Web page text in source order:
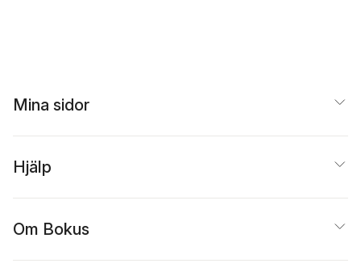
Mina sidor
Hjälp
Om Bokus